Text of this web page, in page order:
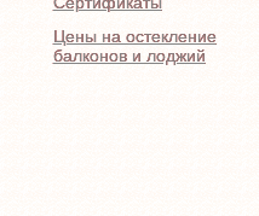
Цены на остекление
балконов и лоджий